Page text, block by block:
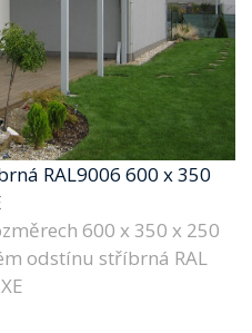
RAL9006 600 x 350
600 x 350 x 250
odstínu stříbrná RAL